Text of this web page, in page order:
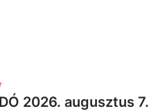
2026. augusztus 7.